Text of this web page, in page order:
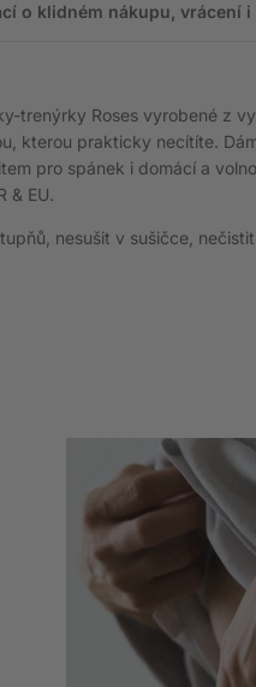
o klidném nákupu, vrácení
trenýrky Roses vyrobené z
kterou prakticky necítíte.
pro spánek i domácí a
& EU.
nesušit v sušičce,